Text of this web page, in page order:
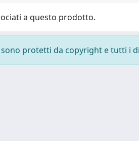
a questo prodotto.
protetti da copyright e tutti i